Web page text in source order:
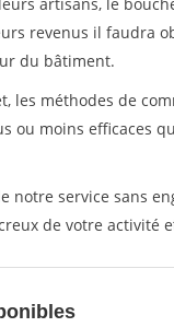
revenus il faudra
du bâtiment.
les méthodes de
ou moins efficaces
notre service sans
de votre activité